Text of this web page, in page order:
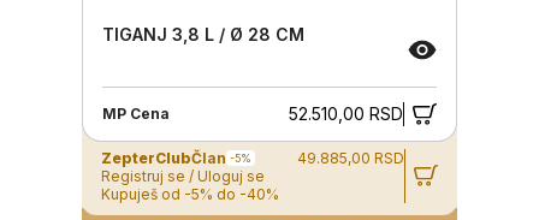
TIGANJ 3,8 L / Ø 28 CM
MP Cena 52.510,00 RSD
ZepterClubČlan -5%
49.885,00 RSD
Registruj se / Uloguj se
Kupuješ od -5% do -40%